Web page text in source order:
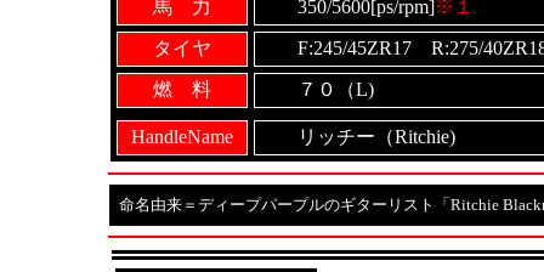
馬 力
350/5600[ps/rpm]※１
タイヤ
F:245/45ZR17 R:275/
燃 料
７０（L)
HandleName リッチー（Ritchie)
命名由来＝ディープパープルのギターリスト「Ritchie